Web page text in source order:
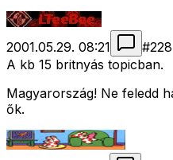
2001.05.29. 08:21 #228
A kb 15 britnyás topicban.
Magyarország! Ne feledd
ők.